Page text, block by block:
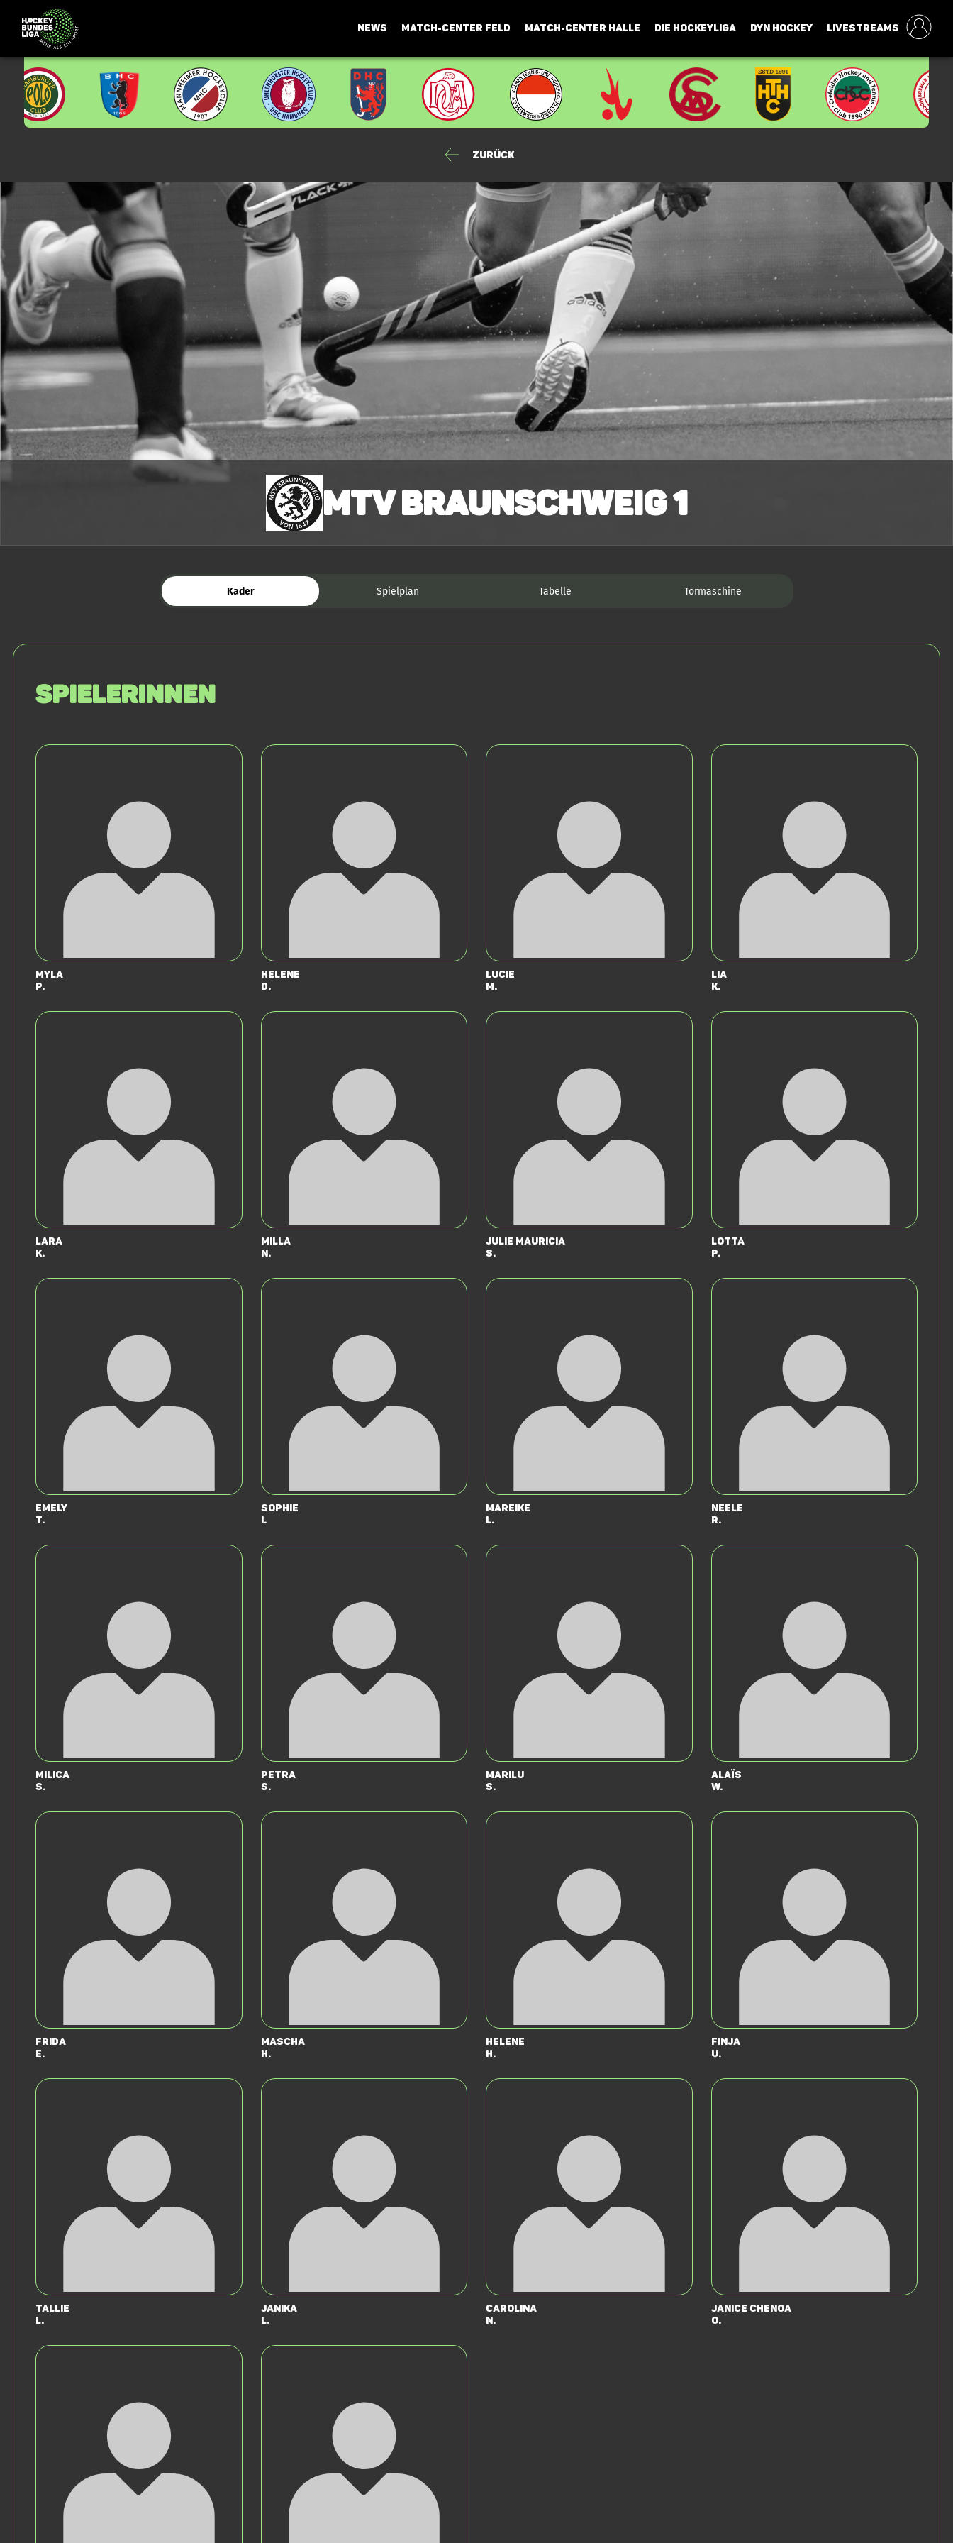
NEWS MATCH-CENTER FELD MATCH-CENTER HALLE DIE HOCKEYLIGA DYN HOCKEY LIVESTREAMS
Zurück
MTV Braunschweig 1
Kader Spielplan Tabelle Tormaschine
SPIELERINNEN
Myla
P.
Helene
D.
Lucie
M.
Lia
K.
Lara
K.
Milla
N.
Julie Mauricia
S.
Lotta
P.
Emely
T.
Sophie
I.
Mareike
L.
Neele
R.
Milica
S.
Petra
S.
Marilu
S.
Alaïs
W.
Frida
E.
Mascha
H.
Helene
H.
Finja
U.
Tallie
L.
Janika
L.
Carolina
N.
Janice Chenoa
O.